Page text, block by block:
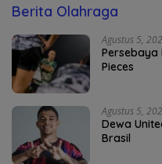
Berita Olahraga
Agustus 5,
Persebaya
Pieces
Agustus 5,
Dewa
Brasil